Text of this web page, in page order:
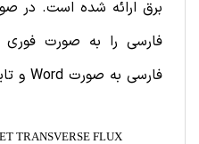
برق ارائه شده است. در
فارسی را به صورت فوری
فارسی به صورت Word و تایپ شده است.
TRANSVERSE FLUX